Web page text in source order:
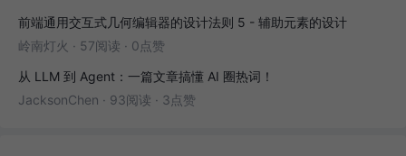
前端通用交互式几何编辑器的设计法则 5 - 辅助元素的设计
岭南灯火 · 57阅读 · 0点赞
从 LLM 到 Agent：一篇文章搞懂 AI 圈热词！
JacksonChen · 93阅读 · 3点赞